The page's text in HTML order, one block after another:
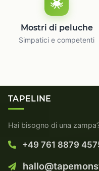
Mostri di peluche
Simpatici e competenti
TAPELINE
Hai bisogno di una
+49 761 8879